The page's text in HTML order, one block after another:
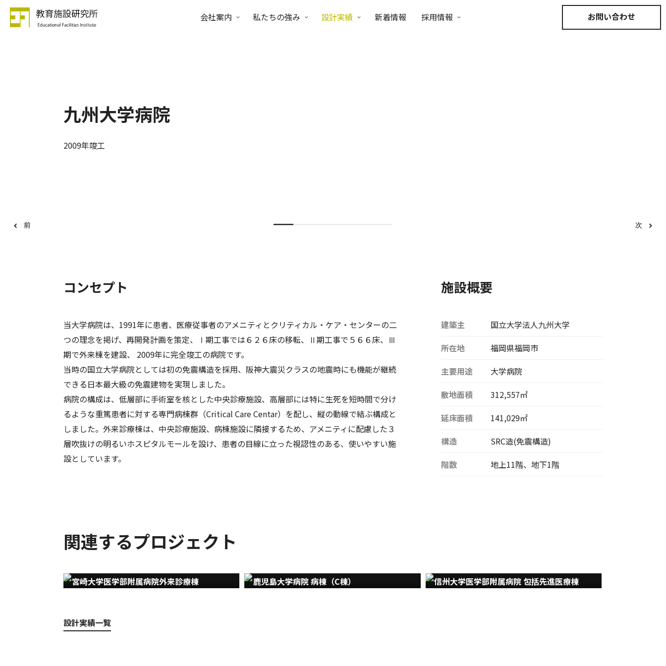
会社案内 私たちの強み 設計実績 新着情報 採用情報 お問い合わせ
九州大学病院
2009年竣工
前 次
コンセプト
当大学病院は、1991年に患者、医療従事者のアメニティとクリティカル・ケア・センターの二
つの理念を掲げ、再開発計画を策定、Ⅰ期工事では６２６床の移転、Ⅱ期工事で５６６床、Ⅲ
期で外来棟を建設、 2009年に完全竣工の病院です。
当時の国立大学病院としては初の免震構造を採用、阪神大震災クラスの地震時にも機能が継続
できる日本最大級の免震建物を実現しました。
病院の構成は、低層部に手術室を核とした中央診療施設、高層部には特に生死を短時間で分け
るような重篤患者に対する専門病棟群（Critical Care Centar）を配し、縦の動線で結ぶ構成と
しました。外来診療棟は、中央診療施設、病棟施設に隣接するため、アメニティに配慮した３
層吹抜けの明るいホスピタルモールを設け、患者の目線に立った視認性のある、使いやすい施
設としています。
施設概要
建築主
国立大学法人九州大学
所在地
福岡県福岡市
主要用途
大学病院
敷地面積
312,557㎡
延床面積
141,029㎡
構造
SRC造(免震構造)
階数
地上11階、地下1階
関連するプロジェクト
宮崎大学医学部附属病院外来診療棟 鹿児島大学病院 病棟（C棟） 信州大学医学部附属病院 包括先進医療棟
設計実績一覧